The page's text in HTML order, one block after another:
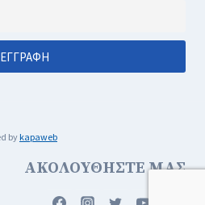
by kapaweb
ΑΚΟΛΟΥΘΗΣΤΕ ΜΑΣ